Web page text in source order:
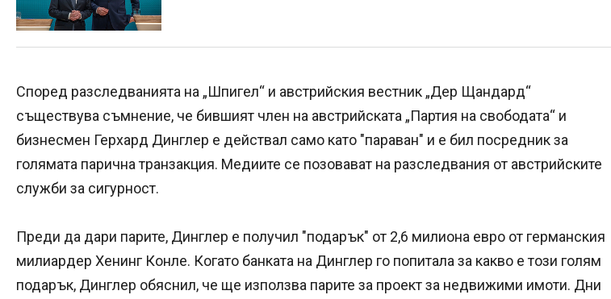
Според разследванията на „Шпигел“ и австрийския вестник „Дер Щандард“
съществува съмнение, че бившият член на австрийската „Партия на свободата“ и
бизнесмен Герхард Динглер е действал само като "параван" и е бил посредник за
голямата парична транзакция. Медиите се позовават на разследвания от австрийските
служби за сигурност.
Преди да дари парите, Динглер е получил "подарък" от 2,6 милиона евро от германския
милиардер Хенинг Конле. Когато банката на Динглер го попитала за какво е този голям
подарък, Динглер обяснил, че ще използва парите за проект за недвижими имоти. Дни